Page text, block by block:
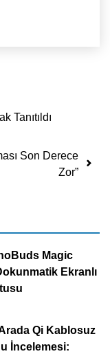
Tanıtıldı
Son Derece
Zor”
Magic
Ekranlı
Qi Kablosuz
İncelemesi: